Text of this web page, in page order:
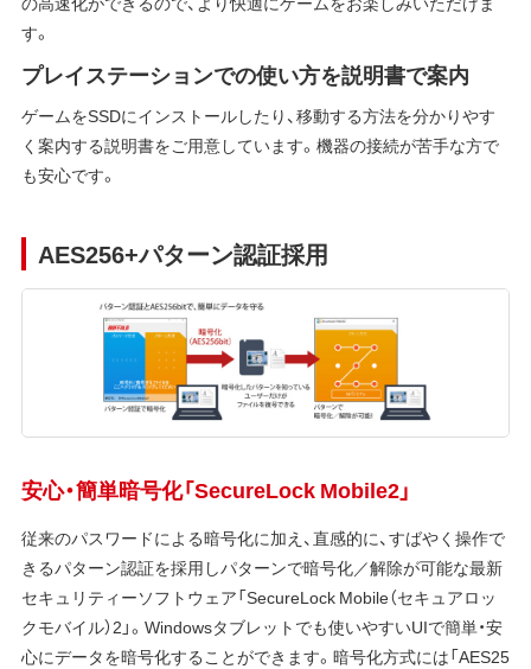
す。
プレイステーションでの使い方を説明書で案内
ゲームをSSDにインストールしたり、移動する方法を分かりやす
く案内する説明書をご用意しています。機器の接続が苦手な方で
も安心です。
AES256+パターン認証採用
安心・簡単暗号化「SecureLock Mobile2」
従来のパスワードによる暗号化に加え、直感的に、すばやく操作で
きるパターン認証を採用しパターンで暗号化／解除が可能な最新
セキュリティーソフトウェア「SecureLock Mobile（セキュアロッ
クモバイル）2」。Windowsタブレットでも使いやすいUIで簡単・安
心にデータを暗号化することができます。暗号化方式には「AES25